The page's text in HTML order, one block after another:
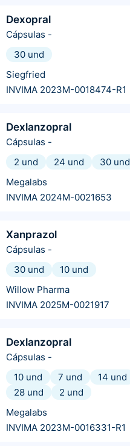
Dexopral
Cápsulas -
30 und
Siegfried
INVIMA 2023M-0018474-R1
Dexlanzopral
Cápsulas -
2 und
24 und 30 und
Megalabs
INVIMA 2024M-0021653
Xanprazol
Cápsulas -
30 und
10 und
Willow Pharma
INVIMA 2025M-0021917
Dexlanzopral
Cápsulas -
10 und
7 und 14 und
28 und
2 und
Megalabs
INVIMA 2023M-0016331-R1